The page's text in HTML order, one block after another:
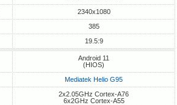
2340x1080
385
19.5:9
Android 11
(HIOS)
Mediatek Helio G95
2x2.05GHz Cortex-A76
6x2GHz Cortex-A55